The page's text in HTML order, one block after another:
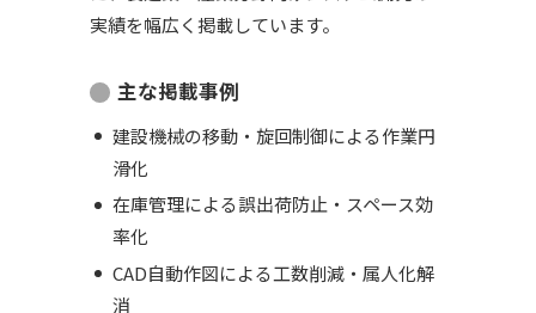
実績を幅広く掲載しています。
主な掲載事例
建設機械の移動・旋回制御による作業円
滑化
在庫管理による誤出荷防止・スペース効
率化
CAD自動作図による工数削減・属人化解
消